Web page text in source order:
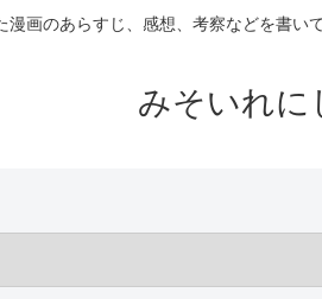
漫画のあらすじ、感想、考察などを書い
みそいれに